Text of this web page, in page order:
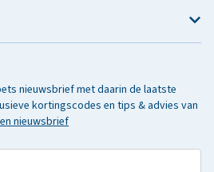
nieuwsbrief met daarin de laatste
kortingscodes en tips & advies van
nieuwsbrief